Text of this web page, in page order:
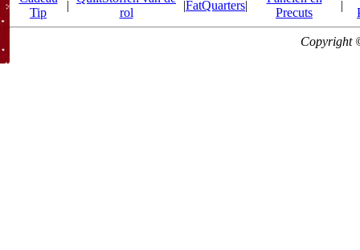
Tip
|
rol
|FatQuarters|
Precuts
|
Copyright